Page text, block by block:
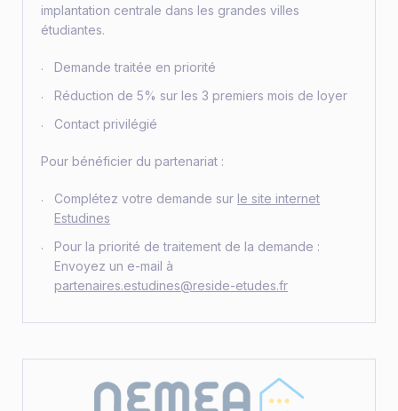
implantation centrale dans les grandes villes
étudiantes.
Demande traitée en priorité
Réduction de 5% sur les 3 premiers mois de loyer
Contact privilégié
Pour bénéficier du partenariat :
Complétez votre demande sur le site internet
Estudines
Pour la priorité de traitement de la demande :
Envoyez un e-mail à
partenaires.estudines@reside-etudes.fr